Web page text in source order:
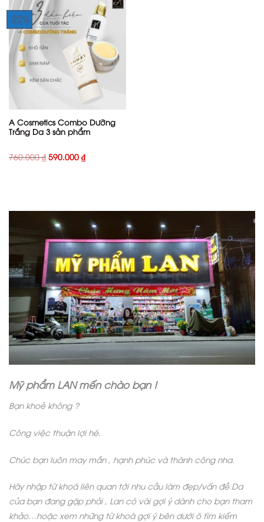
-22%
A Cosmetics Combo Dưỡng
Trắng Da 3 sản phẩm
760.000₫ Giá
gốc
590.000 ₫Giá
hiện
Mỹ phẩm LAN mến chào bạn !
Bạn khoẻ không ?
Công việc thuận lợi hé.
Chúc bạn luôn may mắn , hạnh phúc và thành công nha.
Hãy nhập từ khoá liên quan tới nhu cầu làm đẹp/vấn đề Da
của bạn đang gặp phải , Lan có vài gợi ý dành cho bạn tham
khảo…hoặc xem những từ khoá gợi ý bên dưới ô tìm kiếm